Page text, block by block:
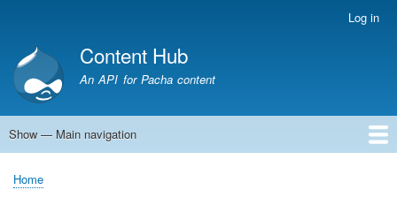
account
menu
Log in
Content Hub
An API for Pacha content
Main
Show — Main navigation
Home
Breadcrumb
Home